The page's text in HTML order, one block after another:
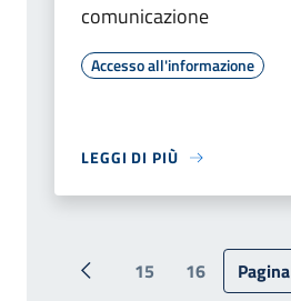
comunicazione
Accesso all'informazione
LEGGI DI PIÙ
Pagina precedente
15 16 Pagina